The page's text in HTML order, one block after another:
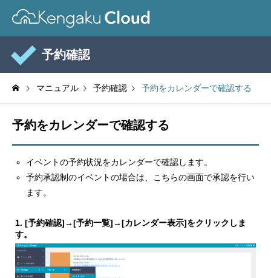
予約確認
マニュアル 予約確認 予約をカレンダーで確認する
予約をカレンダーで確認する
イベントの予約状況をカレンダーで確認します。
予約承認制のイベントの場合は、こちらの画面で承認を行い
ます。
1. [予約確認]→[予約一覧]→[カレンダー表示]をクリックしま
す。